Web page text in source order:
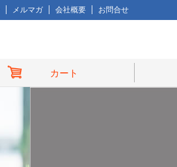
メルマガ 会社概要 お問合せ
カート